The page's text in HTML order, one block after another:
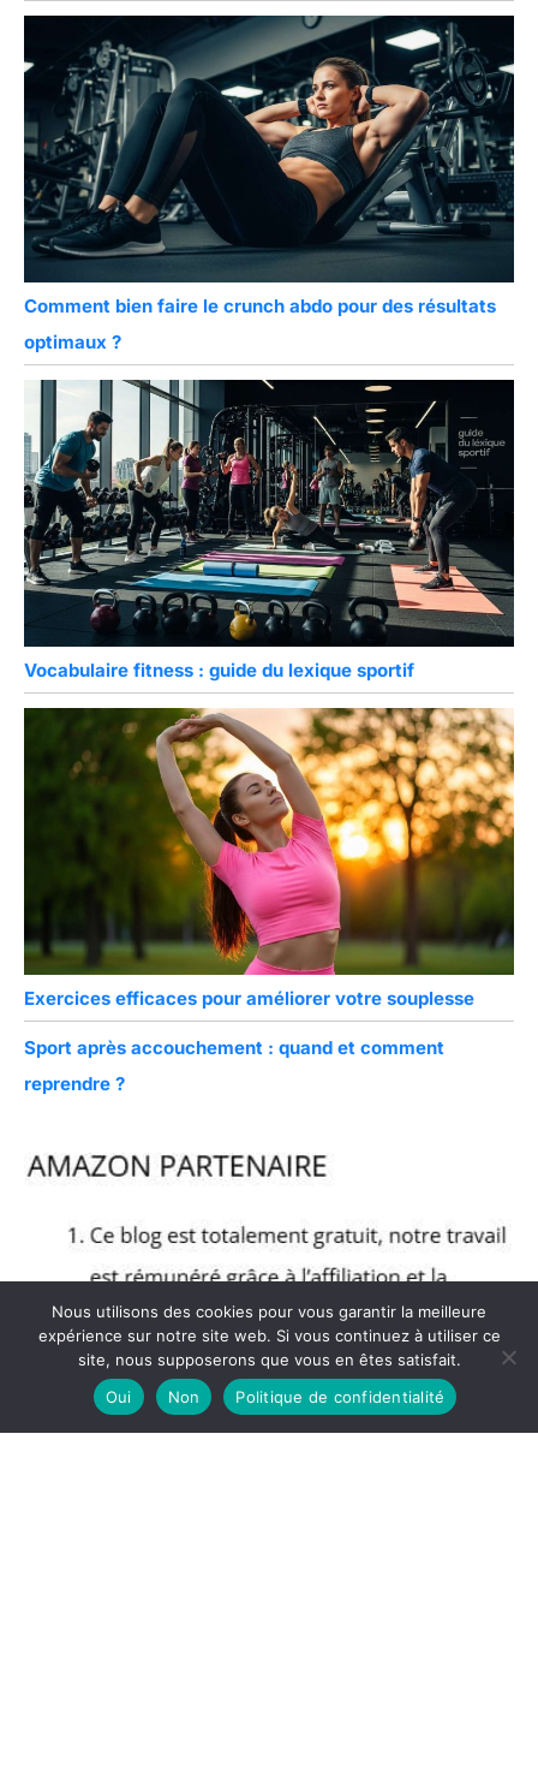
Comment bien faire le crunch abdo pour des résultats
optimaux ?
Vocabulaire fitness : guide du lexique sportif
Exercices efficaces pour améliorer votre souplesse
Sport après accouchement : quand et comment
reprendre ?
Nous utilisons des cookies pour vous garantir la meilleure
expérience sur notre site web. Si vous continuez à utiliser ce
site, nous supposerons que vous en êtes satisfait.
Oui
Non Politique de confidentialité